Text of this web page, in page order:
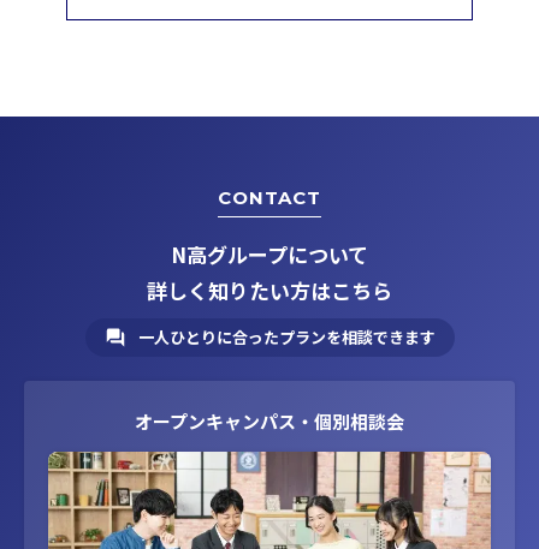
CONTACT
N高グループについて
詳しく知りたい方はこちら
一人ひとりに合ったプランを相談できます
オープンキャンパス・個別相談会